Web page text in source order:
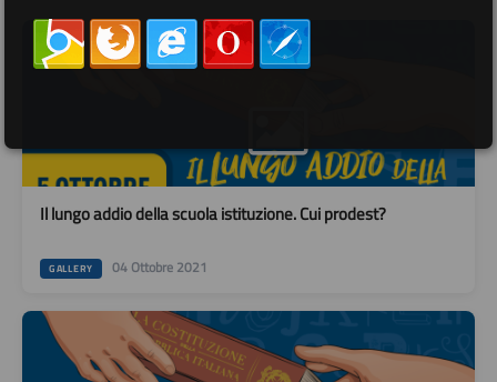
Il lungo addio della scuola istituzione. Cui prodest?
GALLERY 04 Ottobre 2021